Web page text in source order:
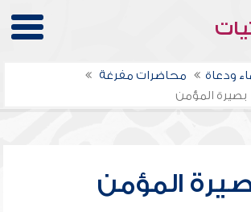
ودعاة
محاضرات مفرغة
بصيرة المؤمن
المؤمن